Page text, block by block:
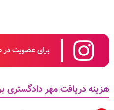
برای عضویت در
هزینه دریافت مهر دادگستری